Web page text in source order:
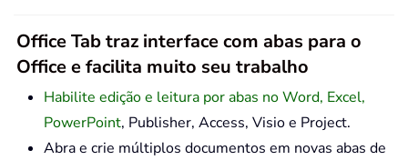
Office Tab traz interface com abas para o
Office e facilita muito seu trabalho
Habilite edição e leitura por abas no Word, Excel,
PowerPoint, Publisher, Access, Visio e Project.
Abra e crie múltiplos documentos em novas abas de